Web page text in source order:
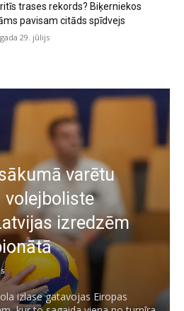
trases rekords? Biķerniekos
pavisam citāds spīdvejs
29. jūlijs
varētu
volejboliste
izredzēm
izlase gatavojas Eiropas